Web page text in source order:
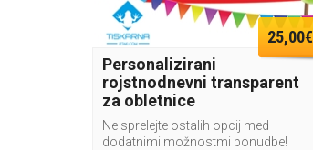
25,00€
Personalizirani
rojstnodnevni transparent
za obletnice
Ne sprelejte ostalih opcij med
dodatnimi možnostmi ponudbe!